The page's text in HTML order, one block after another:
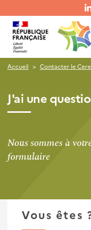
RECHERCHER UN MOT-CLÉ,
QUE RECHERCHEZ-VOUS ?
Accueil Contacter le
J'ai une
Nous sommes à
formulaire
Vous êtes